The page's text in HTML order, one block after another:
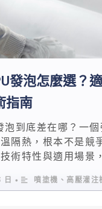
發泡怎麼選？
指南
泡到底差在哪？一
隔熱，根本不是競
術特性與適用場景
日 • 噴塗機、高壓灌注